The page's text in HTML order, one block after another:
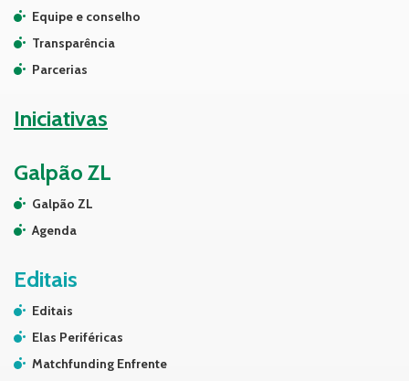
Equipe e conselho
Transparência
Parcerias
Iniciativas
Galpão ZL
Galpão ZL
Agenda
Editais
Editais
Elas Periféricas
Matchfunding Enfrente